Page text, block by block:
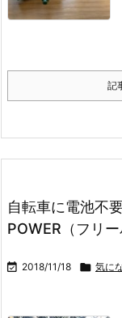
記
自転車に電池不
POWER（フリ
 2018/11/18  気に